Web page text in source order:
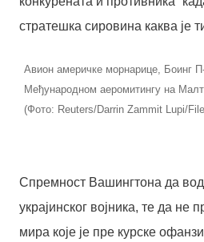
стратешка сировина каква је
Aвион америчке морнарице, Боинг
Међународном аеромитингу на
(Фото: Reuters/Darrin Zammit Lupi/
Спремност Вашингтона да
украјинског војника, те да не
мира које је пре курске